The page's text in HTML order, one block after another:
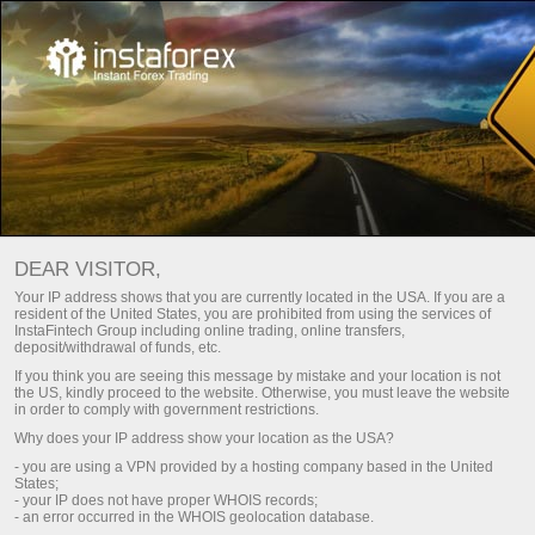
For Beginners Useful information
USEFUL TIPS FROM
INSTATRADE
जमा करें
DEAR VISITOR,
Your IP address shows that you are currently located in the USA. If you are a
resident of the United States, you are prohibited from using the services of
InstaFintech Group including online trading, online transfers,
deposit/withdrawal of funds, etc.
If you think you are seeing this message by mistake and your location is not
the US, kindly proceed to the website. Otherwise, you must leave the website
in order to comply with government restrictions.
Why does your IP address show your location as the USA?
- you are using a VPN provided by a hosting company based in the United
States;
- your IP does not have proper WHOIS records;
- an error occurred in the WHOIS geolocation database.